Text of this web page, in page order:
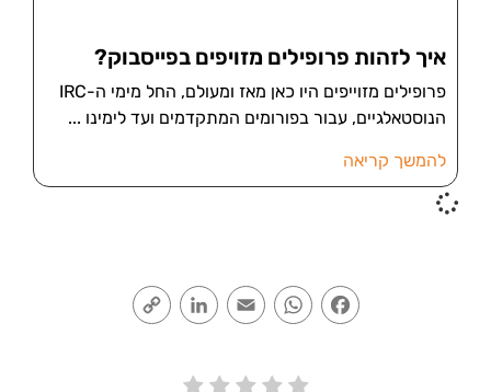
איך לזהות פרופילים מזויפים בפייסבוק?
פרופילים מזוייפים היו כאן מאז ומעולם, החל מימי ה-IRC
הנוסטאלגיים, עבור בפורומים המתקדמים ועד לימינו
להמשך קריאה
Facebook
WhatsApp
Email
LinkedIn